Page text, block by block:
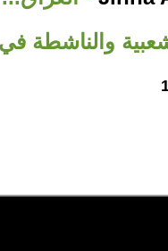
والناشطة